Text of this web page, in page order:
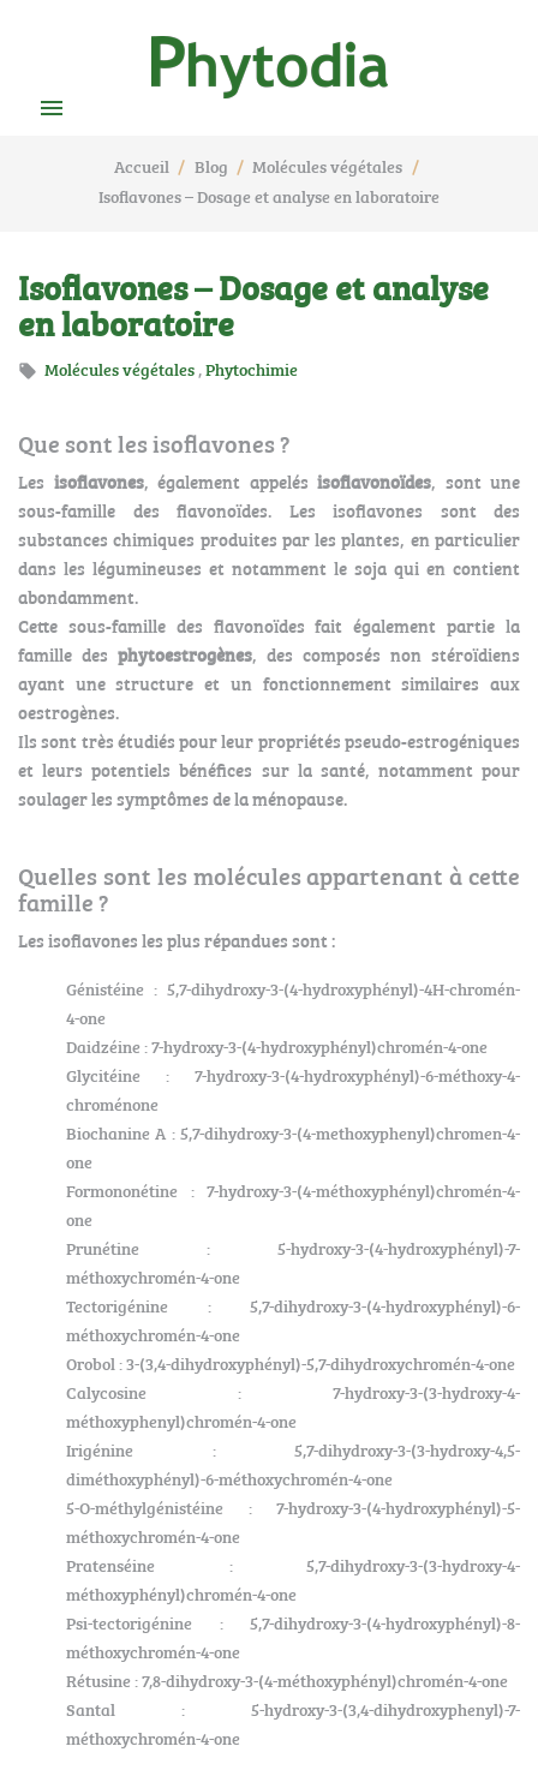

Accueil Blog
Molécules végétales
Isoflavones – Dosage et analyse en laboratoire
Isoflavones – Dosage et analyse
en laboratoire
 Molécules végétales,Phytochimie
Que sont les isoflavones ?
Les isoflavones, également appelés isoflavonoïdes, sont une
sous-famille des flavonoïdes. Les isoflavones sont des
substances chimiques produites par les plantes, en particulier
dans les légumineuses et notamment le soja qui en contient
abondamment.
Cette sous-famille des flavonoïdes fait également partie la
famille des phytoestrogènes, des composés non stéroïdiens
ayant une structure et un fonctionnement similaires aux
oestrogènes.
Ils sont très étudiés pour leur propriétés pseudo-estrogéniques
et leurs potentiels bénéfices sur la santé, notamment pour
soulager les symptômes de la ménopause.
Quelles sont les molécules appartenant à cette
famille ?
Les isoflavones les plus répandues sont :
Génistéine : 5,7-dihydroxy-3-(4-hydroxyphényl)-4H-chromén-
4-one
Daidzéine : 7-hydroxy-3-(4-hydroxyphényl)chromén-4-one
Glycitéine : 7-hydroxy-3-(4-hydroxyphényl)-6-méthoxy-4-
chroménone
Biochanine A : 5,7-dihydroxy-3-(4-methoxyphenyl)chromen-4-
one
Formononétine : 7-hydroxy-3-(4-méthoxyphényl)chromén-4-
one
Prunétine : 5-hydroxy-3-(4-hydroxyphényl)-7-
méthoxychromén-4-one
Tectorigénine : 5,7-dihydroxy-3-(4-hydroxyphényl)-6-
méthoxychromén-4-one
Orobol : 3-(3,4-dihydroxyphényl)-5,7-dihydroxychromén-4-one
Calycosine : 7-hydroxy-3-(3-hydroxy-4-
méthoxyphenyl)chromén-4-one
Irigénine : 5,7-dihydroxy-3-(3-hydroxy-4,5-
diméthoxyphényl)-6-méthoxychromén-4-one
5-O-méthylgénistéine : 7-hydroxy-3-(4-hydroxyphényl)-5-
méthoxychromén-4-one
Pratenséine : 5,7-dihydroxy-3-(3-hydroxy-4-
méthoxyphényl)chromén-4-one
Psi-tectorigénine : 5,7-dihydroxy-3-(4-hydroxyphényl)-8-
méthoxychromén-4-one
Rétusine : 7,8-dihydroxy-3-(4-méthoxyphényl)chromén-4-one
Santal : 5-hydroxy-3-(3,4-dihydroxyphenyl)-7-
méthoxychromén-4-one